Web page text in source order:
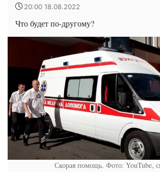
20:00 18.08.2022
Что будет по-другому?
Скорая помощь. Фото: YouTube,